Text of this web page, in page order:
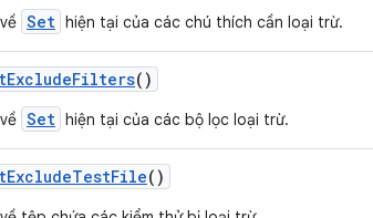
Set hiện tại của các chú thích cần loại trừ.
ExcludeFilters()
Set hiện tại của các bộ lọc loại trừ.
ExcludeTestFile()